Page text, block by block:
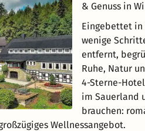
& Genuss in
Eingebettet
wenige
entfernt,
Ruhe, Natur
4-Sterne-
im Sauerland
brauchen:
Wellnessangebot.